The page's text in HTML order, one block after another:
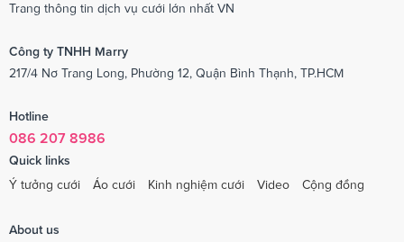
Trang thông tin dịch vụ cưới lớn nhất VN
Công ty TNHH Marry
217/4 Nơ Trang Long, Phường 12, Quận Bình Thạnh, TP.HCM
Hotline
086 207 8986
Quick links
Ý tưởng cưới
Áo cưới Kinh nghiệm cưới Video Cộng đồng
About us